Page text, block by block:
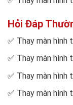
Hỏi Đáp
✅ Thay màn hình
✅ Thay màn hình
✅ Thay màn hình
✅ Thay màn hình